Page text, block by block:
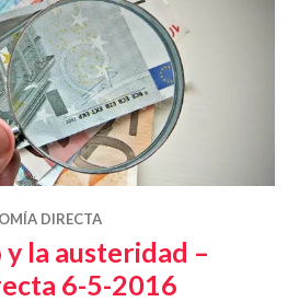
DIRECTA
la austeridad –
6-5-2016